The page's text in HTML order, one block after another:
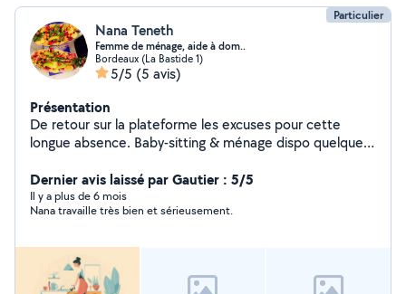
Particulier
Nana Teneth
Femme de ménage, aide à dom..
Bordeaux (La Bastide 1)
5/5 (5 avis)
Présentation
De retour sur la plateforme les excuses pour cette
longue absence. Baby-sitting & ménage dispo quelques
services pour du ménage ou du baby-sitting sur
Bordeaux Bastide, pour quelques jours. Sérieuse,..et
efficace, je m'adapte. Horaires flexibles N'hésitez pas à
Dernier avis laissé par Gautier : 5/5
Il y a plus de 6 mois
Nana travaille très bien et sérieusement.